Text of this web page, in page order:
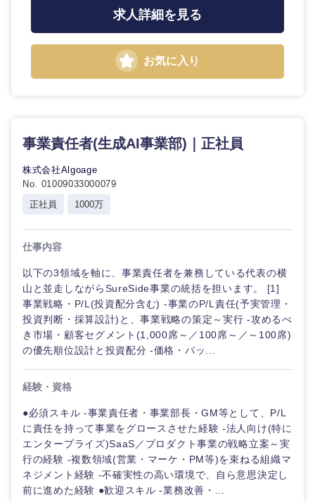
海外
求人詳細を見る
お気に入り
事業責任者(生成AI事業部)｜正社員
株式会社Algoage
No. 01009033000079
正社員
1000万
仕事内容
以下の3領域を軸に、事業責任者を兼務している代表の横
山と並走しながらSureSide事業の統括を担います。 [1]
事業戦略・P/L(投資配分含む) -事業のP/L責任(予実管理・
投資判断・採算設計)と、事業戦略の策定～実行 -攻めるべ
き市場・顧客セグメント(1,000席～／100席～／～100席)
の優先順位設計と投資配分 -価格・パッ...
経験・資格
●必須スキル -事業責任者・事業部長・GM等として、P/L
に責任を持って事業をグロースさせた経験 -法人向け(特に
エンタープライズ)SaaS／プロダクト事業の戦略立案～実
行の経験 -複数領域(営業・マーケ・PM等)を束ねる組織マ
ネジメント経験 -不確実性の高い環境で、自ら意思決定し
前に進めた経験 ●歓迎スキル -業務改善・...